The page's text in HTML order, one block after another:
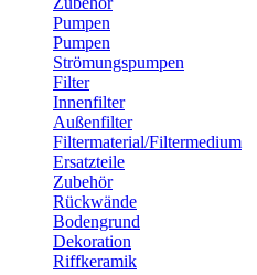
Pumpen
Pumpen
Strömungspumpen
Filter
Innenfilter
Außenfilter
Filtermaterial/Filtermedium
Ersatzteile
Zubehör
Rückwände
Bodengrund
Dekoration
Riffkeramik